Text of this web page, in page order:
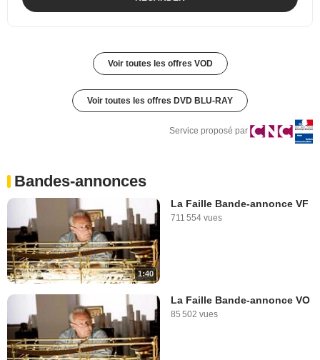
Voir toutes les offres VOD
Voir toutes les offres DVD BLU-RAY
Service proposé par
Bandes-annonces
1:40
La Faille Bande-annonce VF
711 554 vues
La Faille Bande-annonce VO
85 502 vues